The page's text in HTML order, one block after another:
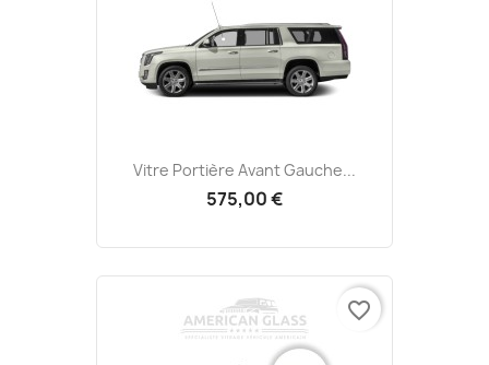
Vitre Portière Avant Gauche...
575,00 €
favorite_border